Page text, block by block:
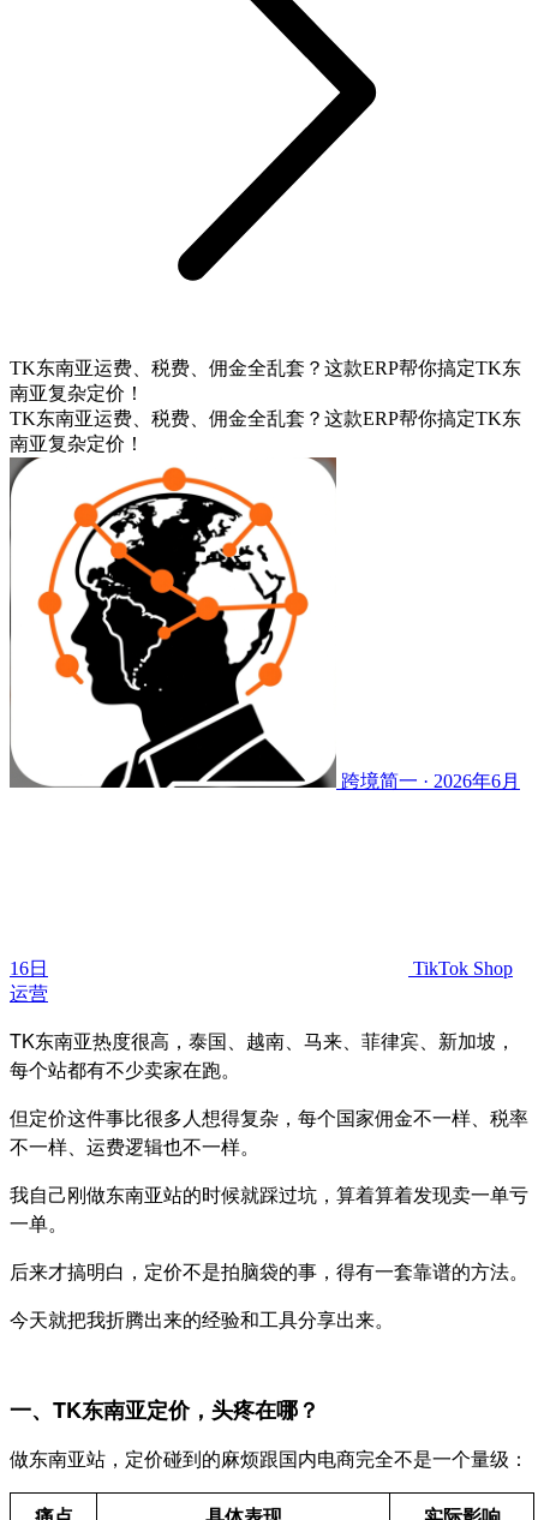
TK东南亚运费、税费、佣金全乱套？这款ERP帮你搞定TK东
南亚复杂定价！
TK东南亚运费、税费、佣金全乱套？这款ERP帮你搞定TK东
南亚复杂定价！
跨境简一 · 2026年6月
16日
TikTok Shop
运营
TK东南亚热度很高，泰国、越南、马来、菲律宾、新加坡，
每个站都有不少卖家在跑。
但定价这件事比很多人想得复杂，每个国家佣金不一样、税率
不一样、运费逻辑也不一样。
我自己刚做东南亚站的时候就踩过坑，算着算着发现卖一单亏
一单。
后来才搞明白，定价不是拍脑袋的事，得有一套靠谱的方法。
今天就把我折腾出来的经验和工具分享出来。
一、TK东南亚定价，头疼在哪？
做东南亚站，定价碰到的麻烦跟国内电商完全不是一个量级：